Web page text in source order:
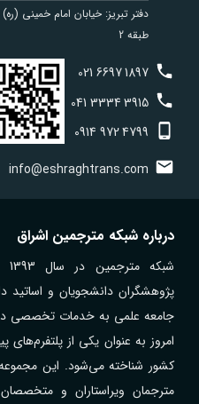
دفتر تبریز: خیابان امام خمینی
طبقه 2
021 66971897
041 33343915
0914 9724799
info@eshraghtrans.com
درباره شبکه مترجمین اشراق
پژوهشگران دانشجویان و اساتید
جامعه علمی به خدمات تخصصی
امروز به عنوان یکی از
کشور شناخته می‌شود. این مجموعه
مترجمان ویراستاران و